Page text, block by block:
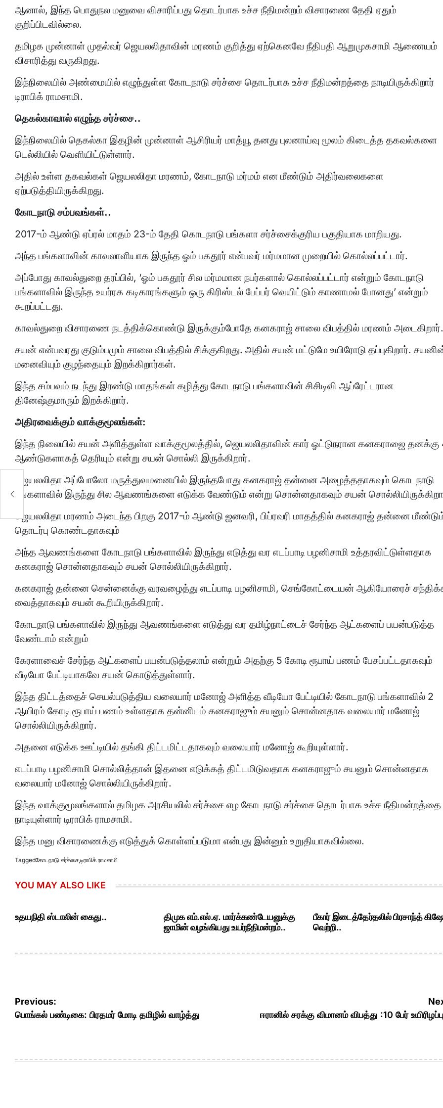
ஆனால், இந்த பொதுநல மனுவை விசாரிப்பது தொடர்பாக உச்ச நீதிமன்றம் விசாரணை தேதி ஏதும்
குறிப்பிடவில்லை.
தமிழக முன்னாள் முதல்வர் ஜெயலலிதாவின் மரணம் குறித்து ஏற்கெனவே நீதிபதி ஆறுமுகசாமி ஆணையம்
விசாரித்து வருகிறது.
இந்நிலையில் அண்மையில் எழுந்துள்ள கோடநாடு சர்ச்சை தொடர்பாக உச்ச நீதிமன்றத்தை நாடியிருக்கிறார்
டிராபிக் ராமசாமி.
தெகல்காவால் எழுந்த சர்ச்சை..
இந்நிலையில் தெகல்கா இதழின் முன்னாள் ஆசிரியர் மாத்யூ தனது புலனாய்வு மூலம் கிடைத்த தகவல்களை
டெல்லியில் வெளியிட்டுள்ளார்.
அதில் உள்ள தகவல்கள் ஜெயலலிதா மரணம், கோடநாடு மர்மம் என மீண்டும் அதிர்வலைகளை
ஏற்படுத்தியிருக்கிறது.
கோடநாடு சம்பவங்கள்..
2017-ம் ஆண்டு ஏப்ரல் மாதம் 23-ம் தேதி கொடநாடு பங்களா சர்ச்சைக்குரிய பகுதியாக மாறியது.
அந்த பங்களாவின் காவலாளியாக இருந்த ஓம் பகதூர் என்பவர் மர்மமான முறையில் கொல்லப்பட்டார்.
அப்போது காவல்துறை தரப்பில், ‘ஓம் பகதூர் சில மர்மமான நபர்களால் கொல்லப்பட்டார் என்றும் கோடநாடு
பங்களாவில் இருந்த உயர்ரக கடிகாரங்களும் ஒரு கிரிஸ்டல் பேப்பர் வெயிட்டும் காணாமல் போனது’ என்றும்
கூறப்பட்டது.
காவல்துறை விசாரணை நடத்திக்கொண்டு இருக்கும்போதே கனகராஜ் சாலை விபத்தில் மரணம் அடைகிறார்.
சயன் என்பவரது குடும்பமும் சாலை விபத்தில் சிக்குகிறது. அதில் சயன் மட்டுமே உயிரோடு தப்புகிறார்.
மனைவியும் குழந்தையும் இறக்கிறார்கள்.
இந்த சம்பவம் நடந்து இரண்டு மாதங்கள் கழித்து கோடநாடு பங்களாவின் சிசிடிவி ஆப்ரேட்டரான
தினேஷ்குமாரும் இறக்கிறார்.
அதிரவைக்கும் வாக்குமூலங்கள்:
இந்த நிலையில் சயன் அளித்துள்ள வாக்குமூலத்தில், ஜெயலலிதாவின் கார் ஓட்டுநரான கனகராஜை தனக்கு
ஆண்டுகளாகத் தெரியும் என்று சயன் சொல்லி இருக்கிறார்.
ஜெயலலிதா அப்போலோ மருத்துவமனையில் இருந்தபோது கனகராஜ் தன்னை அழைத்ததாகவும் கொடநாடு
பங்களாவில் இருந்து சில ஆவணங்களை எடுக்க வேண்டும் என்று சொன்னதாகவும் சயன்
ஜெயலலிதா மரணம் அடைந்த பிறகு 2017-ம் ஆண்டு ஜனவரி, பிப்ரவரி மாதத்தில் கனகராஜ் தன்னை
தொடர்பு கொண்டதாகவும்
அந்த ஆவணங்களை கோடநாடு பங்களாவில் இருந்து எடுத்து வர எடப்பாடி பழனிசாமி உத்தரவிட்டுள்ளதாக
கனகராஜ் சொன்னதாகவும் சயன் சொல்லியிருக்கிறார்.
கனகராஜ் தன்னை சென்னைக்கு வரவழைத்து எடப்பாடி பழனிசாமி, செங்கோட்டையன் ஆகியோரைச்
வைத்தாகவும் சயன் கூறியிருக்கிறார்.
கோடநாடு பங்களாவில் இருந்து ஆவணங்களை எடுத்து வர தமிழ்நாட்டைச் சேர்ந்த ஆட்களைப் பயன்படுத்த
வேண்டாம் என்றும்
கேரளாவைச் சேர்ந்த ஆட்களைப் பயன்படுத்தலாம் என்றும் அதற்கு 5 கோடி ரூபாய் பணம் பேசப்பட்டதாகவும்
வீடியோ பேட்டியாகவே சயன் கொடுத்துள்ளார்.
இந்த திட்டத்தைச் செயல்படுத்திய வலையார் மனோஜ் அளித்த வீடியோ பேட்டியில் கோடநாடு பங்களாவில் 2
ஆயிரம் கோடி ரூபாய் பணம் உள்ளதாக தன்னிடம் கனகராஜும் சயனும் சொன்னதாக வலையார் மனோஜ்
சொல்லியிருக்கிறார்.
அதனை எடுக்க ஊட்டியில் தங்கி திட்டமிட்டதாகவும் வலையார் மனோஜ் கூறியுள்ளார்.
எடப்பாடி பழனிசாமி சொல்லித்தான் இதனை எடுக்கத் திட்டமிடுவதாக கனகராஜும் சயனும் சொன்னதாக
வலையார் மனோஜ் சொல்லியிருக்கிறார்.
இந்த வாக்குமூலங்களால் தமிழக அரசியலில் சர்ச்சை எழ கோடநாடு சர்ச்சை தொடர்பாக உச்ச நீதிமன்றத்தை
நாடியுள்ளார் டிராபிக் ராமசாமி.
இந்த மனு விசாரணைக்கு எடுத்துக் கொள்ளப்படுமா என்பது இன்னும் உறுதியாகவில்லை.
Taggedகோடநாடு சர்ச்சை,டிராபிக் ராமசாமி
YOU MAY ALSO LIKE
உதயநிதி ஸ்டாலின் கைது..
திமுக எம்.எல்.ஏ. மார்க்கண்டேயனுக்கு
ஜாமின் வழங்கியது உயர்நீதிமன்றம்..
பீகார் இடைத்தேர்தலில் பிரசாந்த்
வெற்றி..
Post
navigation
Previous:
பொங்கல் பண்டிகை: பிரதமர் மோடி தமிழில் வாழ்த்து
ஈரானில் சரக்கு விமானம் விபத்து :10 பேர்